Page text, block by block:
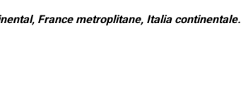
France metroplitane, Italia continentale.